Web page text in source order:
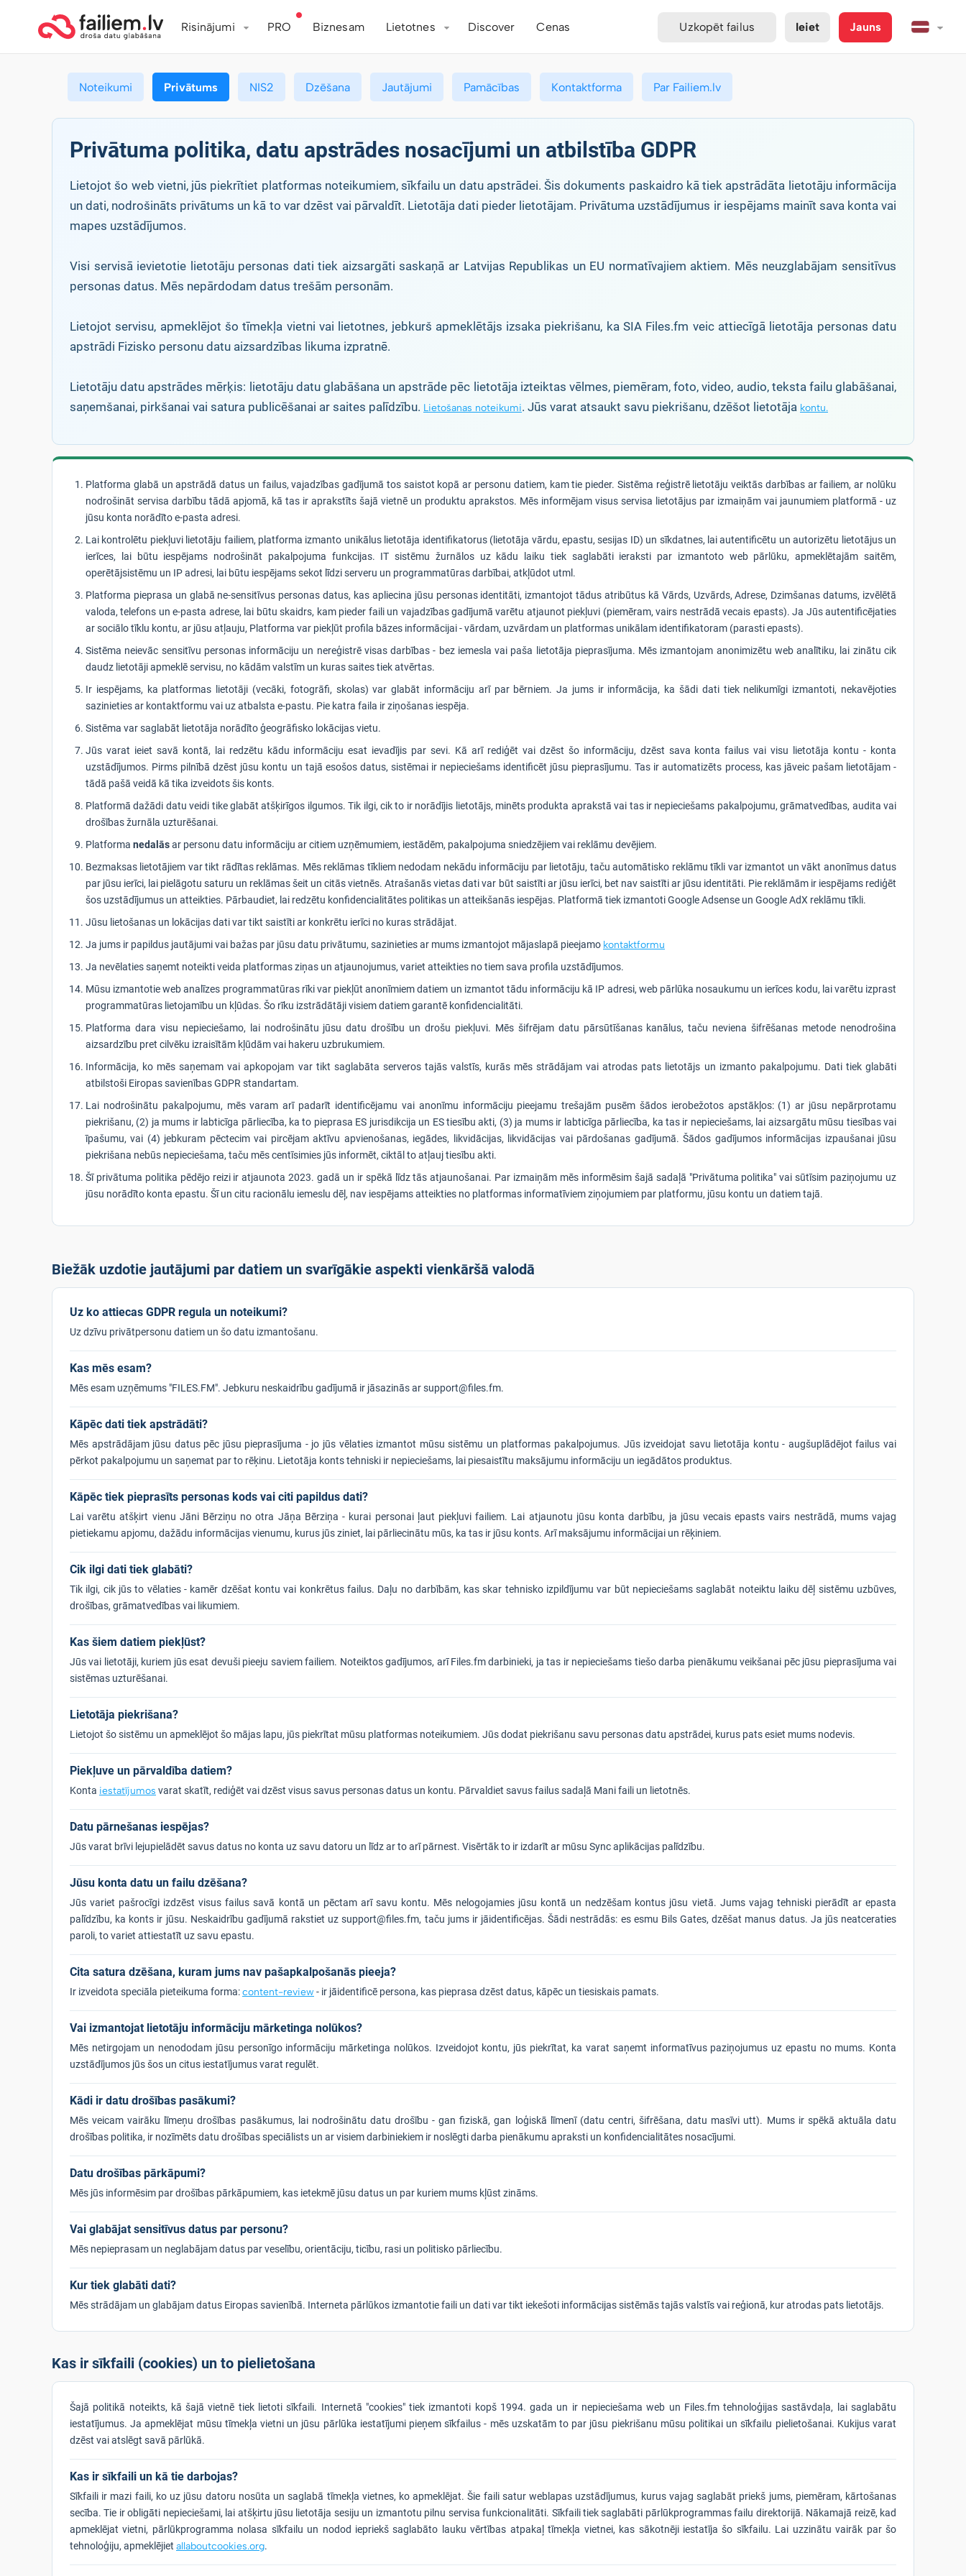
Risinājumi PRO Biznesam Lietotnes Discover Cenas Uzkopēt failus Ieiet Jauns
Noteikumi Privātums NIS2 Dzēšana Jautājumi Pamācības Kontaktforma Par Failiem.lv
Privātuma politika, datu apstrādes nosacījumi un atbilstība GDPR
Lietojot šo web vietni, jūs piekrītiet platformas noteikumiem, sīkfailu un datu apstrādei. Šis dokuments paskaidro kā tiek apstrādāta lietotāju informācija
un dati, nodrošināts privātums un kā to var dzēst vai pārvaldīt. Lietotāja dati pieder lietotājam. Privātuma uzstādījumus ir iespējams mainīt sava konta vai
mapes uzstādījumos.
Visi servisā ievietotie lietotāju personas dati tiek aizsargāti saskaņā ar Latvijas Republikas un EU normatīvajiem aktiem. Mēs neuzglabājam sensitīvus
personas datus. Mēs nepārdodam datus trešām personām.
Lietojot servisu, apmeklējot šo tīmekļa vietni vai lietotnes, jebkurš apmeklētājs izsaka piekrišanu, ka SIA Files.fm veic attiecīgā lietotāja personas datu
apstrādi Fizisko personu datu aizsardzības likuma izpratnē.
Lietotāju datu apstrādes mērķis: lietotāju datu glabāšana un apstrāde pēc lietotāja izteiktas vēlmes, piemēram, foto, video, audio, teksta failu glabāšanai,
saņemšanai, pirkšanai vai satura publicēšanai ar saites palīdzību. Lietošanas noteikumi. Jūs varat atsaukt savu piekrišanu, dzēšot lietotāja kontu.
Platforma glabā un apstrādā datus un failus, vajadzības gadījumā tos saistot kopā ar personu datiem, kam tie pieder. Sistēma reģistrē lietotāju veiktās darbības ar failiem, ar nolūku
nodrošināt servisa darbību tādā apjomā, kā tas ir aprakstīts šajā vietnē un produktu aprakstos. Mēs informējam visus servisa lietotājus par izmaiņām vai jaunumiem platformā - uz
jūsu konta norādīto e-pasta adresi.
Lai kontrolētu piekļuvi lietotāju failiem, platforma izmanto unikālus lietotāja identifikatorus (lietotāja vārdu, epastu, sesijas ID) un sīkdatnes, lai autentificētu un autorizētu lietotājus un
ierīces, lai būtu iespējams nodrošināt pakalpojuma funkcijas. IT sistēmu žurnālos uz kādu laiku tiek saglabāti ieraksti par izmantoto web pārlūku, apmeklētajām saitēm,
operētājsistēmu un IP adresi, lai būtu iespējams sekot līdzi serveru un programmatūras darbībai, atkļūdot utml.
Platforma pieprasa un glabā ne-sensitīvus personas datus, kas apliecina jūsu personas identitāti, izmantojot tādus atribūtus kā Vārds, Uzvārds, Adrese, Dzimšanas datums, izvēlētā
valoda, telefons un e-pasta adrese, lai būtu skaidrs, kam pieder faili un vajadzības gadījumā varētu atjaunot piekļuvi (piemēram, vairs nestrādā vecais epasts). Ja Jūs autentificējaties
ar sociālo tīklu kontu, ar jūsu atļauju, Platforma var piekļūt profila bāzes informācijai - vārdam, uzvārdam un platformas unikālam identifikatoram (parasti epasts).
Sistēma neievāc sensitīvu personas informāciju un nereģistrē visas darbības - bez iemesla vai paša lietotāja pieprasījuma. Mēs izmantojam anonimizētu web analītiku, lai zinātu cik
daudz lietotāji apmeklē servisu, no kādām valstīm un kuras saites tiek atvērtas.
Ir iespējams, ka platformas lietotāji (vecāki, fotogrāfi, skolas) var glabāt informāciju arī par bērniem. Ja jums ir informācija, ka šādi dati tiek nelikumīgi izmantoti, nekavējoties
sazinieties ar kontaktformu vai uz atbalsta e-pastu. Pie katra faila ir ziņošanas iespēja.
Sistēma var saglabāt lietotāja norādīto ģeogrāfisko lokācijas vietu.
Jūs varat ieiet savā kontā, lai redzētu kādu informāciju esat ievadījis par sevi. Kā arī rediģēt vai dzēst šo informāciju, dzēst sava konta failus vai visu lietotāja kontu - konta
uzstādījumos. Pirms pilnībā dzēst jūsu kontu un tajā esošos datus, sistēmai ir nepieciešams identificēt jūsu pieprasījumu. Tas ir automatizēts process, kas jāveic pašam lietotājam -
tādā pašā veidā kā tika izveidots šis konts.
Platformā dažādi datu veidi tike glabāt atšķirīgos ilgumos. Tik ilgi, cik to ir norādījis lietotājs, minēts produkta aprakstā vai tas ir nepieciešams pakalpojumu, grāmatvedības, audita vai
drošības žurnāla uzturēšanai.
Platforma nedalāsar personu datu informāciju ar citiem uzņēmumiem, iestādēm, pakalpojuma sniedzējiem vai reklāmu devējiem.
Bezmaksas lietotājiem var tikt rādītas reklāmas. Mēs reklāmas tīkliem nedodam nekādu informāciju par lietotāju, taču automātisko reklāmu tīkli var izmantot un vākt anonīmus datus
par jūsu ierīci, lai pielāgotu saturu un reklāmas šeit un citās vietnēs. Atrašanās vietas dati var būt saistīti ar jūsu ierīci, bet nav saistīti ar jūsu identitāti. Pie reklāmām ir iespējams rediģēt
šos uzstādījumus un atteikties. Pārbaudiet, lai redzētu konfidencialitātes politikas un atteikšanās iespējas. Platformā tiek izmantoti Google Adsense un Google AdX reklāmu tīkli.
Jūsu lietošanas un lokācijas dati var tikt saistīti ar konkrētu ierīci no kuras strādājat.
Ja jums ir papildus jautājumi vai bažas par jūsu datu privātumu, sazinieties ar mums izmantojot mājaslapā pieejamo kontaktformu
Ja nevēlaties saņemt noteikti veida platformas ziņas un atjaunojumus, variet atteikties no tiem sava profila uzstādījumos.
Mūsu izmantotie web analīzes programmatūras rīki var piekļūt anonīmiem datiem un izmantot tādu informāciju kā IP adresi, web pārlūka nosaukumu un ierīces kodu, lai varētu izprast
programmatūras lietojamību un kļūdas. Šo rīku izstrādātāji visiem datiem garantē konfidencialitāti.
Platforma dara visu nepieciešamo, lai nodrošinātu jūsu datu drošību un drošu piekļuvi. Mēs šifrējam datu pārsūtīšanas kanālus, taču neviena šifrēšanas metode nenodrošina
aizsardzību pret cilvēku izraisītām kļūdām vai hakeru uzbrukumiem.
Informācija, ko mēs saņemam vai apkopojam var tikt saglabāta serveros tajās valstīs, kurās mēs strādājam vai atrodas pats lietotājs un izmanto pakalpojumu. Dati tiek glabāti
atbilstoši Eiropas savienības GDPR standartam.
Lai nodrošinātu pakalpojumu, mēs varam arī padarīt identificējamu vai anonīmu informāciju pieejamu trešajām pusēm šādos ierobežotos apstākļos: (1) ar jūsu nepārprotamu
piekrišanu, (2) ja mums ir labticīga pārliecība, ka to pieprasa ES jurisdikcija un ES tiesību akti, (3) ja mums ir labticīga pārliecība, ka tas ir nepieciešams, lai aizsargātu mūsu tiesības vai
īpašumu, vai (4) jebkuram pēctecim vai pircējam aktīvu apvienošanas, iegādes, likvidācijas, likvidācijas vai pārdošanas gadījumā. Šādos gadījumos informācijas izpaušanai jūsu
piekrišana nebūs nepieciešama, taču mēs centīsimies jūs informēt, ciktāl to atļauj tiesību akti.
Šī privātuma politika pēdējo reizi ir atjaunota 2023. gadā un ir spēkā līdz tās atjaunošanai. Par izmaiņām mēs informēsim šajā sadaļā "Privātuma politika" vai sūtīsim paziņojumu uz
jūsu norādīto konta epastu. Šī un citu racionālu iemeslu dēļ, nav iespējams atteikties no platformas informatīviem ziņojumiem par platformu, jūsu kontu un datiem tajā.
Biežāk uzdotie jautājumi par datiem un svarīgākie aspekti vienkāršā valodā
Uz ko attiecas GDPR regula un noteikumi?
Uz dzīvu privātpersonu datiem un šo datu izmantošanu.
Kas mēs esam?
Mēs esam uzņēmums "FILES.FM". Jebkuru neskaidrību gadījumā ir jāsazinās ar support@files.fm.
Kāpēc dati tiek apstrādāti?
Mēs apstrādājam jūsu datus pēc jūsu pieprasījuma - jo jūs vēlaties izmantot mūsu sistēmu un platformas pakalpojumus. Jūs izveidojat savu lietotāja kontu - augšuplādējot failus vai
pērkot pakalpojumu un saņemat par to rēķinu. Lietotāja konts tehniski ir nepieciešams, lai piesaistītu maksājumu informāciju un iegādātos produktus.
Kāpēc tiek pieprasīts personas kods vai citi papildus dati?
Lai varētu atšķirt vienu Jāni Bērziņu no otra Jāņa Bērziņa - kurai personai ļaut piekļuvi failiem. Lai atjaunotu jūsu konta darbību, ja jūsu vecais epasts vairs nestrādā, mums vajag
pietiekamu apjomu, dažādu informācijas vienumu, kurus jūs ziniet, lai pārliecinātu mūs, ka tas ir jūsu konts. Arī maksājumu informācijai un rēķiniem.
Cik ilgi dati tiek glabāti?
Tik ilgi, cik jūs to vēlaties - kamēr dzēšat kontu vai konkrētus failus. Daļu no darbībām, kas skar tehnisko izpildījumu var būt nepieciešams saglabāt noteiktu laiku dēļ sistēmu uzbūves,
drošības, grāmatvedības vai likumiem.
Kas šiem datiem piekļūst?
Jūs vai lietotāji, kuriem jūs esat devuši pieeju saviem failiem. Noteiktos gadījumos, arī Files.fm darbinieki, ja tas ir nepieciešams tiešo darba pienākumu veikšanai pēc jūsu pieprasījuma vai
sistēmas uzturēšanai.
Lietotāja piekrišana?
Lietojot šo sistēmu un apmeklējot šo mājas lapu, jūs piekrītat mūsu platformas noteikumiem. Jūs dodat piekrišanu savu personas datu apstrādei, kurus pats esiet mums nodevis.
Piekļuve un pārvaldība datiem?
Konta iestatījumos varat skatīt, rediģēt vai dzēst visus savus personas datus un kontu. Pārvaldiet savus failus sadaļā Mani faili un lietotnēs.
Datu pārnešanas iespējas?
Jūs varat brīvi lejupielādēt savus datus no konta uz savu datoru un līdz ar to arī pārnest. Visērtāk to ir izdarīt ar mūsu Sync aplikācijas palīdzību.
Jūsu konta datu un failu dzēšana?
Jūs variet pašrocīgi izdzēst visus failus savā kontā un pēctam arī savu kontu. Mēs nelogojamies jūsu kontā un nedzēšam kontus jūsu vietā. Jums vajag tehniski pierādīt ar epasta
palīdzību, ka konts ir jūsu. Neskaidrību gadījumā rakstiet uz support@files.fm, taču jums ir jāidentificējas. Šādi nestrādās: es esmu Bils Gates, dzēšat manus datus. Ja jūs neatceraties
paroli, to variet attiestatīt uz savu epastu.
Cita satura dzēšana, kuram jums nav pašapkalpošanās pieeja?
Ir izveidota speciāla pieteikuma forma:content-review - ir jāidentificē persona, kas pieprasa dzēst datus, kāpēc un tiesiskais pamats.
Vai izmantojat lietotāju informāciju mārketinga nolūkos?
Mēs netirgojam un nenododam jūsu personīgo informāciju mārketinga nolūkos. Izveidojot kontu, jūs piekrītat, ka varat saņemt informatīvus paziņojumus uz epastu no mums. Konta
uzstādījumos jūs šos un citus iestatījumus varat regulēt.
Kādi ir datu drošības pasākumi?
Mēs veicam vairāku līmeņu drošības pasākumus, lai nodrošinātu datu drošību - gan fiziskā, gan loģiskā līmenī (datu centri, šifrēšana, datu masīvi utt). Mums ir spēkā aktuāla datu
drošības politika, ir nozīmēts datu drošības speciālists un ar visiem darbiniekiem ir noslēgti darba pienākumu apraksti un konfidencialitātes nosacījumi.
Datu drošības pārkāpumi?
Mēs jūs informēsim par drošības pārkāpumiem, kas ietekmē jūsu datus un par kuriem mums kļūst zināms.
Vai glabājat sensitīvus datus par personu?
Mēs nepieprasam un neglabājam datus par veselību, orientāciju, ticību, rasi un politisko pārliecību.
Kur tiek glabāti dati?
Mēs strādājam un glabājam datus Eiropas savienībā. Interneta pārlūkos izmantotie faili un dati var tikt iekešoti informācijas sistēmās tajās valstīs vai reģionā, kur atrodas pats lietotājs.
Kas ir sīkfaili (cookies) un to pielietošana
Šajā politikā noteikts, kā šajā vietnē tiek lietoti sīkfaili. Internetā "cookies" tiek izmantoti kopš 1994. gada un ir nepieciešama web un Files.fm tehnoloģijas sastāvdaļa, lai saglabātu
iestatījumus. Ja apmeklējat mūsu tīmekļa vietni un jūsu pārlūka iestatījumi pieņem sīkfailus - mēs uzskatām to par jūsu piekrišanu mūsu politikai un sīkfailu pielietošanai. Kukijus varat
dzēst vai atslēgt savā pārlūkā.
Kas ir sīkfaili un kā tie darbojas?
Sīkfaili ir mazi faili, ko uz jūsu datoru nosūta un saglabā tīmekļa vietnes, ko apmeklējat. Šie faili satur weblapas uzstādījumus, kurus vajag saglabāt priekš jums, piemēram, kārtošanas
secība. Tie ir obligāti nepieciešami, lai atšķirtu jūsu lietotāja sesiju un izmantotu pilnu servisa funkcionalitāti. Sīkfaili tiek saglabāti pārlūkprogrammas failu direktorijā. Nākamajā reizē, kad
apmeklējat vietni, pārlūkprogramma nolasa sīkfailu un nodod iepriekš saglabāto lauku vērtības atpakaļ tīmekļa vietnei, kas sākotnēji iestatīja šo sīkfailu. Lai uzzinātu vairāk par šo
tehnoloģiju, apmeklējiet allaboutcookies.org.